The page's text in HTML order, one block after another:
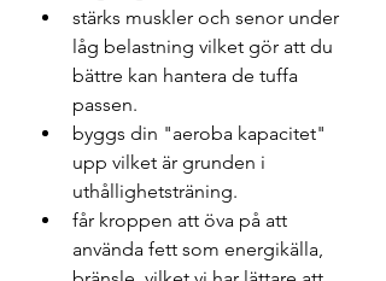
stärks muskler och senor under
låg belastning vilket gör att du
bättre kan hantera de tuffa
passen.
byggs din "aeroba kapacitet"
upp vilket är grunden i
uthållighetsträning.
får kroppen att öva på att
använda fett som energikälla,